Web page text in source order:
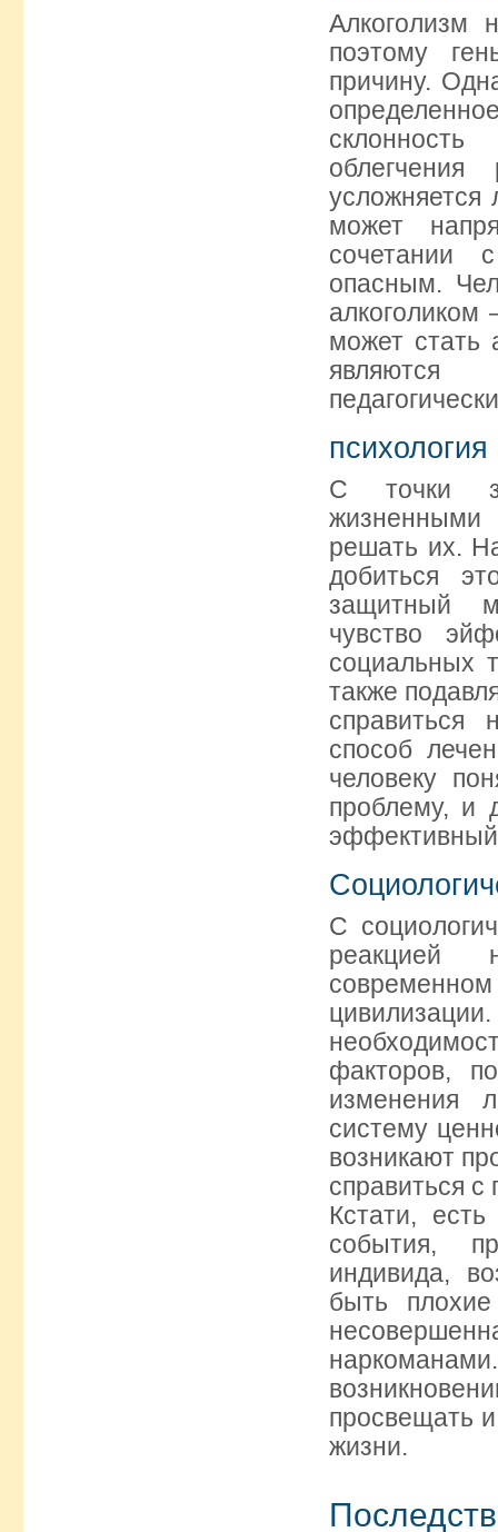
Алкоголизм
поэтому
причину.
усложняется
может
сочетании
опасным.
алкоголиком
может стать
являются
психология
С точки
решать их.
добиться
защитный
чувство
социальных
также
справиться
способ
человеку
проблему, и
эффективный
С
реакцией
факторов,
изменения
систему
возникают
справиться
Кстати,
события,
индивида,
быть
просвещать
жизни.